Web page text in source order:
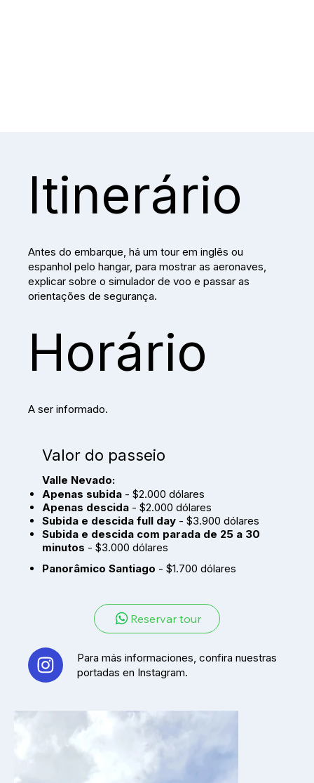
Itinerário
Antes do embarque, há um tour em inglês ou
espanhol pelo hangar, para mostrar as aeronaves,
explicar sobre o simulador de voo e passar as
orientações de segurança.
Horário
A ser informado.
Valor do passeio
Valle Nevado:
Apenas subida - $2.000 dólares
Apenas descida - $2.000 dólares
Subida e descida full day - $3.900 dólares
Subida e descida com parada de 25 a 30
minutos - $3.000 dólares
Panorâmico Santiago - $1.700 dólares
Reservar tour
Para más informaciones, confira nuestras
portadas en Instagram.